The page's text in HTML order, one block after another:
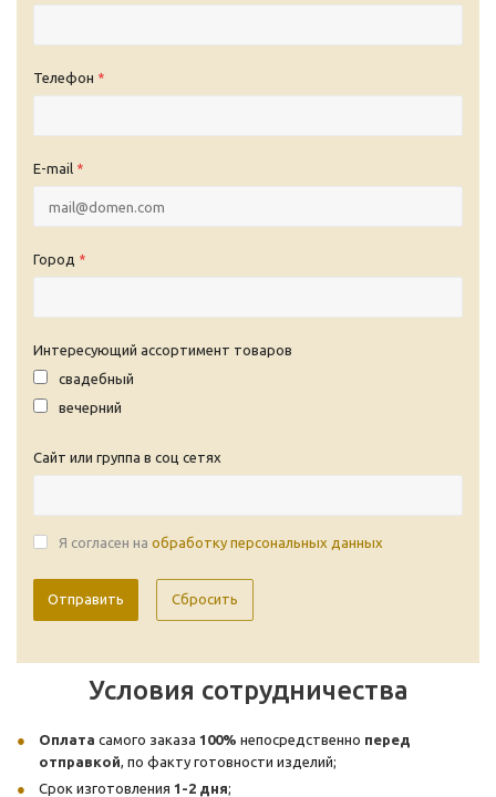
Телефон *
E-mail *
Город *
Интересующий ассортимент товаров
свадебный
вечерний
Сайт или группа в соц сетях
Я согласен на обработку персональных данных
Сбросить
Условия сотрудничества
Оплата самого заказа 100% непосредственно перед
отправкой, по факту готовности изделий;
Срок изготовления 1-2 дня;